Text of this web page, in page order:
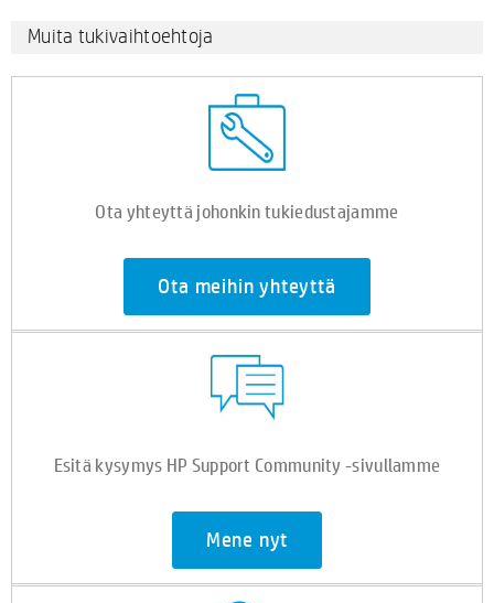
Muita tukivaihtoehtoja
Ota yhteyttä johonkin tukiedustajamme
Ota meihin yhteyttä
Esitä kysymys HP Support Community -sivullamme
Mene nyt